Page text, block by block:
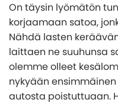
On täysin lyömätön
korjaamaan satoa,
Nähdä lasten
laittaen ne suuhunsa
olemme olleet
nykyään
autosta poistuttuaan.